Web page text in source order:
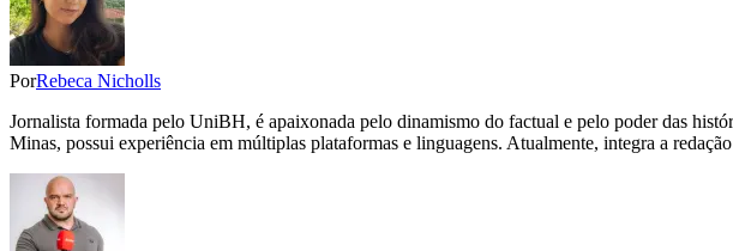
PorRebeca Nicholls
Jornalista formada pelo UniBH, é apaixonada pelo dinamismo do factual e pelo poder das
Minas, possui experiência em múltiplas plataformas e linguagens. Atualmente, integra a